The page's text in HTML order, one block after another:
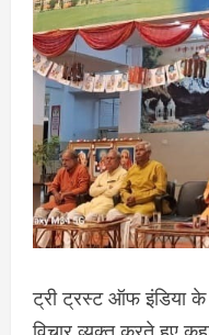
ट्री ट्रस्ट ऑफ इंडिया